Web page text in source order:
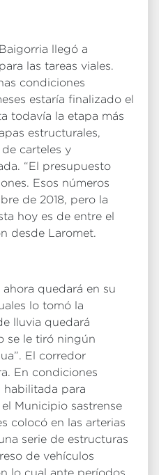
llegó a
las tareas viales.
condiciones
estaría finalizado el
todavía la etapa más
estructurales,
carteles y
“El presupuesto
Esos números
de 2018, pero la
hoy es de entre el
desde Laromet.
quedará en su
lo tomó la
lluvia quedará
se le tiró ningún
El corredor
En condiciones
habilitada para
Municipio sastrense
colocó en las arterias
serie de estructuras
de vehículos
lo cual ante períodos